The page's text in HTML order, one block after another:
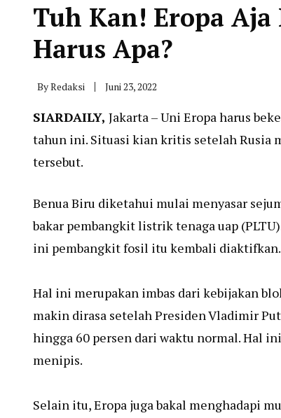
Tuh Kan! Eropa
Harus Apa?
ByRedaksi Juni 23, 2022
SIARDAILY, Jakarta – Uni Eropa harus
tahun ini. Situasi kian kritis setelah Rusia
tersebut.
Benua Biru diketahui mulai menyasar
bakar pembangkit listrik tenaga uap
ini pembangkit fosil itu kembali diaktifkan.
Hal ini merupakan imbas dari kebijakan
makin dirasa setelah Presiden Vladimir
hingga 60 persen dari waktu normal. Hal
menipis.
Selain itu, Eropa juga bakal menghadapi